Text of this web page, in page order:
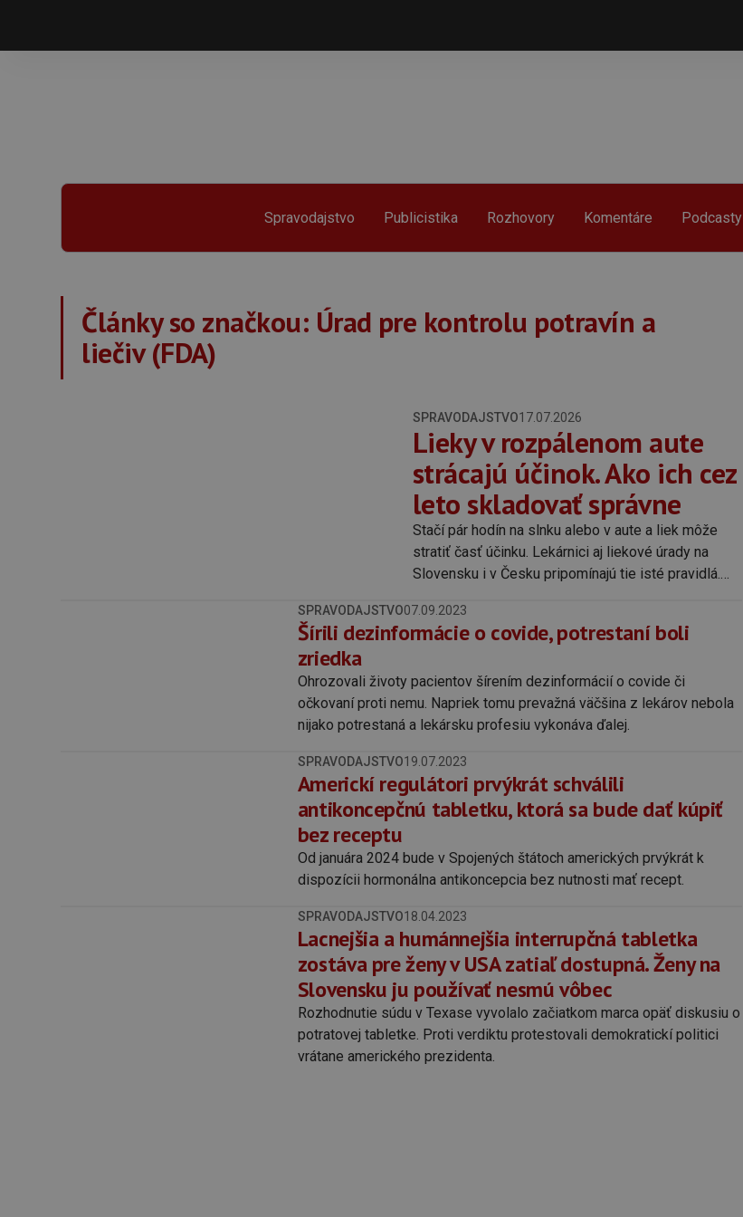
Spravodajstvo Publicistika Rozhovory Komentáre Podcasty
Články so značkou: Úrad pre kontrolu potravín a
liečiv (FDA)
SPRAVODAJSTVO17.07.2026
Lieky v rozpálenom aute
strácajú účinok. Ako ich cez
leto skladovať správne
Stačí pár hodín na slnku alebo v aute a liek môže
stratiť časť účinku. Lekárnici aj liekové úrady na
Slovensku i v Česku pripomínajú tie isté pravidlá.
zamrznúť a to im uškodí rovnako ako horúčava.
SPRAVODAJSTVO07.09.2023
Šírili dezinformácie o covide, potrestaní boli
zriedka
Ohrozovali životy pacientov šírením dezinformácií o covide či
očkovaní proti nemu. Napriek tomu prevažná väčšina z lekárov nebola
nijako potrestaná a lekársku profesiu vykonáva ďalej.
SPRAVODAJSTVO19.07.2023
Americkí regulátori prvýkrát schválili
antikoncepčnú tabletku, ktorá sa bude dať kúpiť
bez receptu
Od januára 2024 bude v Spojených štátoch amerických prvýkrát k
dispozícii hormonálna antikoncepcia bez nutnosti mať recept.
SPRAVODAJSTVO18.04.2023
Lacnejšia a humánnejšia interrupčná tabletka
zostáva pre ženy v USA zatiaľ dostupná. Ženy na
Slovensku ju používať nesmú vôbec
Rozhodnutie súdu v Texase vyvolalo začiatkom marca opäť diskusiu o
potratovej tabletke. Proti verdiktu protestovali demokratickí politici
vrátane amerického prezidenta.